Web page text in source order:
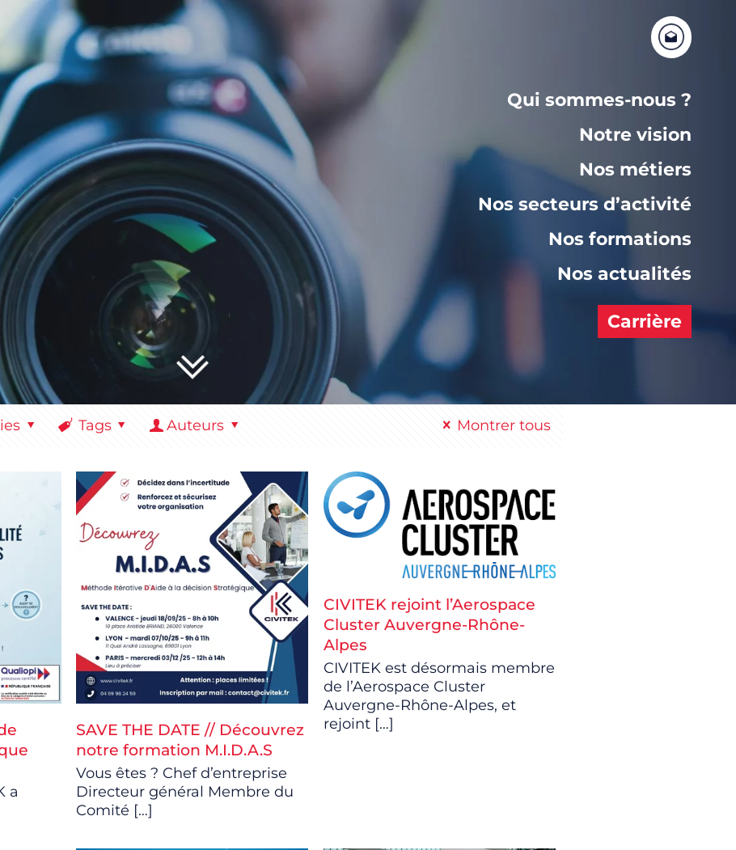
Qui sommes-nous ?
Notre vision
Nos métiers
Nos secteurs d’activité
Nos formations
Nos actualités
Carrière
Tags Auteurs Montrer tous
a
SAVE THE DATE // Découvrez
notre formation M.I.D.A.S
Vous êtes ? Chef d’entreprise
Directeur général Membre du
Comité […]
CIVITEK rejoint l’Aerospace
Cluster Auvergne-Rhône-
Alpes
CIVITEK est désormais membre
de l’Aerospace Cluster
Auvergne-Rhône-Alpes, et
rejoint[…]